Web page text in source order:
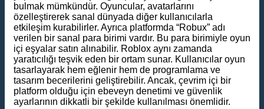
bulmak mümkündür. Oyuncular, avatarlarını
özelleştirerek sanal dünyada diğer kullanıcılarla
etkileşim kurabilirler. Ayrıca platformda “Robux” adı
verilen bir sanal para birimi vardır. Bu para birimiyle oyun
içi eşyalar satın alınabilir. Roblox aynı zamanda
yaratıcılığı teşvik eden bir ortam sunar. Kullanıcılar oyun
tasarlayarak hem eğlenir hem de programlama ve
tasarım becerilerini geliştirebilir. Ancak, çevrim içi bir
platform olduğu için ebeveyn denetimi ve güvenlik
ayarlarının dikkatli bir şekilde kullanılması önemlidir.